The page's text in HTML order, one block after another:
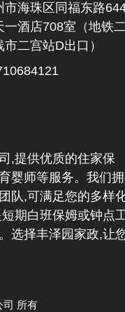
市海珠区同福东路
一酒店708室（地铁‬
市二‬宫站D出口）
,提供优质的住家保
婴师等服务。我们
队,可满足您的多样
期白班保姆或钟点
选择丰泽园家政,让
司 所有